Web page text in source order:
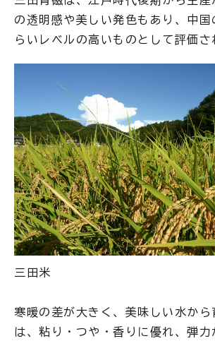
の透明感や美しい発色もあり、中国
らいレベルの高いものとして評価さ
三田米
寒暖の差が大きく、美味しい水から
は、粘り・つや・香りに優れ、弾力